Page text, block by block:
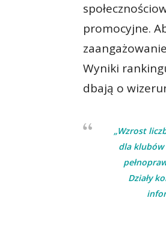
promocyjne.
Wyniki
dbają o
„Wzrost
dla klubów
Działy